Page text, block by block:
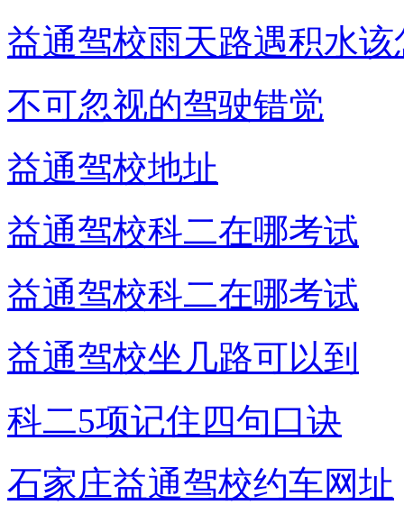
益通驾校雨天路遇积水
不可忽视的驾驶错觉
益通驾校地址
益通驾校科二在哪考试
益通驾校科二在哪考试
益通驾校坐几路可以到
科二5项记住四句口诀
石家庄益通驾校约车网址